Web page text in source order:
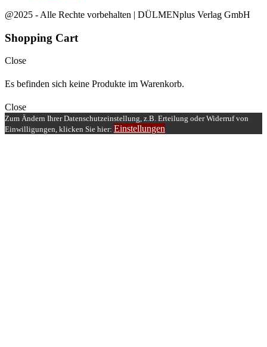
@2025 - Alle Rechte vorbehalten | DÜLMENplus Verlag GmbH
Shopping Cart
Close
Es befinden sich keine Produkte im Warenkorb.
Close
Zum Ändern Ihrer Datenschutzeinstellung, z.B. Erteilung oder Widerruf von
Einwilligungen, klicken Sie hier: Einstellungen